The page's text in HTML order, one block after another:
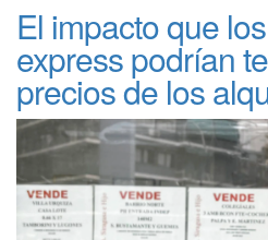
El impacto que
express podrían
precios de los